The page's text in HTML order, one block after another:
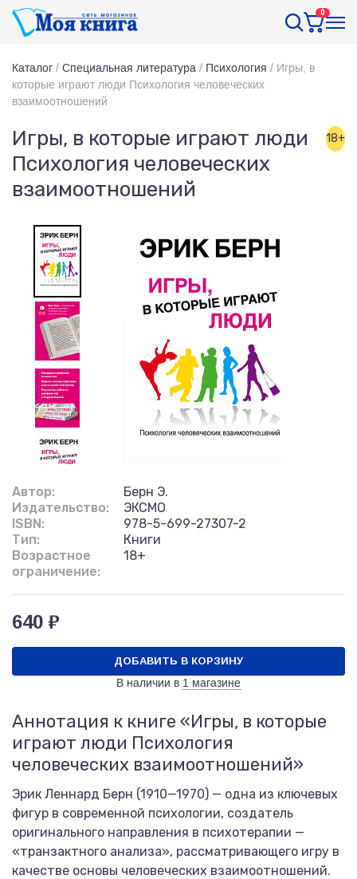
0
Каталог / Специальная литература / Психология / Игры, в
которые играют люди Психология человеческих
взаимоотношений
Игры, в которые играют люди
Психология человеческих
взаимоотношений
18+
Автор:
Берн Э.
Издательство:
ЭКСМО
ISBN:
978-5-699-27307-2
Тип:
Книги
Возрастное
ограничение:
18+
640 ₽
ДОБАВИТЬ В КОРЗИНУ
В наличии в 1 магазине
Аннотация к книге «Игры, в которые
играют люди Психология
человеческих взаимоотношений»
Эрик Леннард Берн (1910—1970) — одна из ключевых
фигур в современной психологии, создатель
оригинального направления в психотерапии —
«транзактного анализа», рассматривающего игру в
качестве основы человеческих взаимоотношений.